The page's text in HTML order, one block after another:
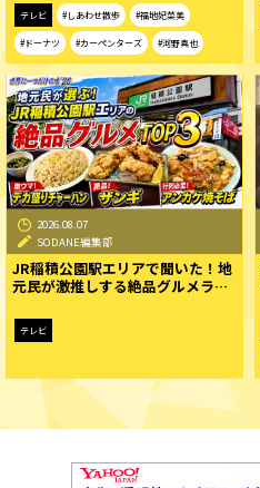
テレビ #しあわせ散歩 #福地妃菜美
#ドーナツ #カーペンターズ #河野真也
2026.08.07
SODANE編集部
JR稲積公園駅エリアで聞いた！地
元民が激推しする絶品グルメラ…
テレビ